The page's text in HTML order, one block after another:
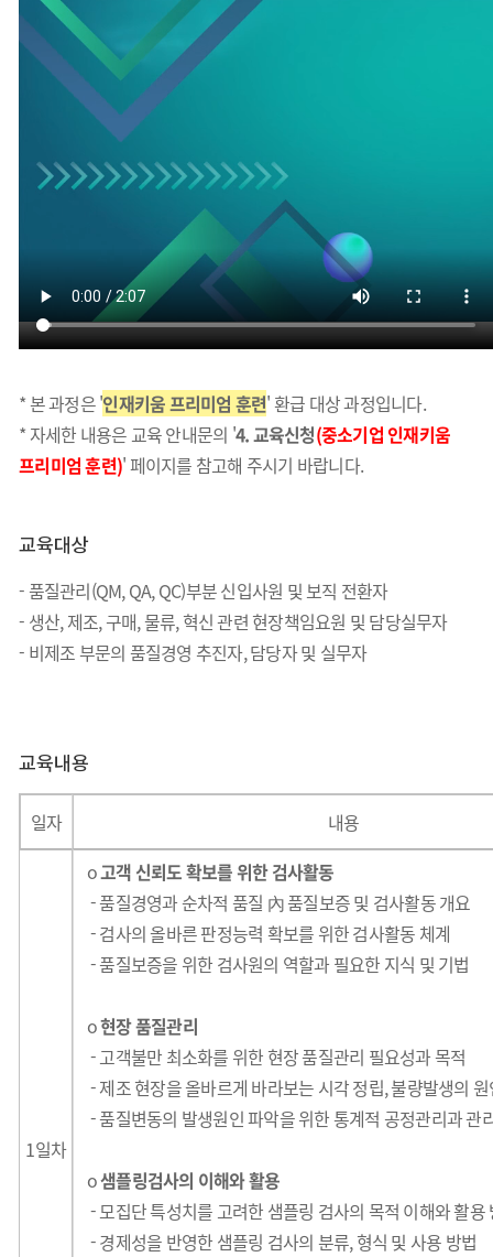
* 본 과정은 '인재키움 프리미엄 훈련' 환급 대상 과정입니다.
* 자세한 내용은 교육 안내문의 '4. 교육신청(중소기업 인재키움
프리미엄 훈련)' 페이지를 참고해 주시기 바랍니다.
교육대상
- 품질관리(QM, QA, QC)부분 신입사원 및 보직 전환자
- 생산, 제조, 구매, 물류, 혁신 관련 현장책임요원 및 담당실무자
- 비제조 부문의 품질경영 추진자, 담당자 및 실무자
교육내용
일자 내용
1일차
o고객 신뢰도 확보를 위한 검사활동
- 품질경영과 순차적 품질 內 품질보증 및 검사활동 개요
-검사의 올바른 판정능력 확보를 위한 검사활동 체계
- 품질보증을 위한 검사원의 역할과 필요한 지식 및 기법
o현장 품질관리
- 고객불만 최소화를 위한 현장 품질관리 필요성과 목적
-제조 현장을 올바르게 바라보는 시각 정립, 불량발생의
- 품질변동의 발생원인 파악을 위한 통계적 공정관리과 관
o샘플링검사의 이해와 활용
- 모집단 특성치를 고려한 샘플링 검사의 목적 이해와 활용
- 경제성을 반영한 샘플링 검사의 분류, 형식 및 사용 방법